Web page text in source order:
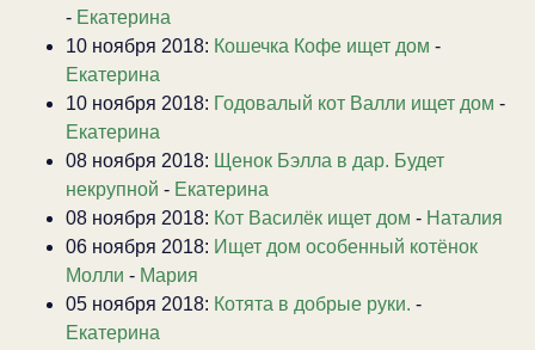
- Екатерина
10 ноября 2018: Кошечка Кофе ищет дом -
Екатерина
10 ноября 2018: Годовалый кот Валли ищет дом -
Екатерина
08 ноября 2018: Щенок Бэлла в дар. Будет
некрупной - Екатерина
08 ноября 2018: Кот Василёк ищет дом - Наталия
06 ноября 2018: Ищет дом особенный котёнок
Молли - Мария
05 ноября 2018: Котята в добрые руки. -
Екатерина